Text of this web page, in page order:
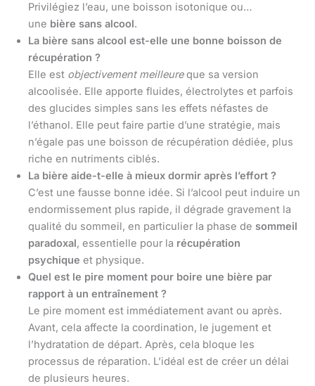
Privilégiez l’eau, une boisson isotonique ou…
une bière sans alcool.
La bière sans alcool est-elle une bonne boisson de
récupération ?
Elle est objectivement meilleureque sa version
alcoolisée. Elle apporte fluides, électrolytes et parfois
des glucides simples sans les effets néfastes de
l’éthanol. Elle peut faire partie d’une stratégie, mais
n’égale pas une boisson de récupération dédiée, plus
riche en nutriments ciblés.
La bière aide-t-elle à mieux dormir après l’effort ?
C’est une fausse bonne idée. Si l’alcool peut induire un
endormissement plus rapide, il dégrade gravement la
qualité du sommeil, en particulier la phase de sommeil
paradoxal, essentielle pour la récupération
psychique et physique.
Quel est le pire moment pour boire une bière par
rapport à un entraînement ?
Le pire moment est immédiatement avant ou après.
Avant, cela affecte la coordination, le jugement et
l’hydratation de départ. Après, cela bloque les
processus de réparation. L’idéal est de créer un délai
de plusieurs heures.